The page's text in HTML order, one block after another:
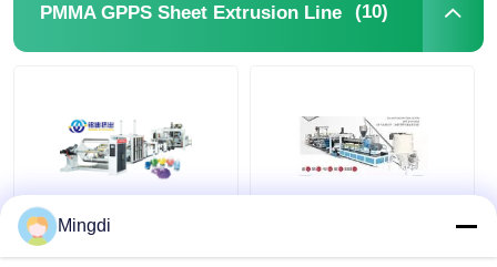
PMMA GPPS Sheet Extrusion Line (10)
자동 광학 PMMA
GPPS 투명한 거울판을
틱 PMMA 엽물 생산 라
Mingdi